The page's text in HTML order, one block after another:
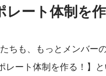
ート体制を作
ちも、もっとメンバー
レート体制を作る！】